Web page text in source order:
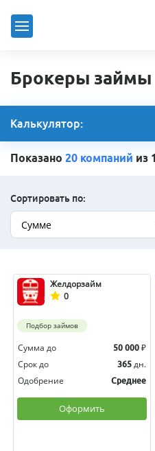
Брокеры займы
Калькулятор:
Показано 20 компаний из
Сортировать по:
Сумме
Желдорзайм
0
Подбор займов
Сумма до 50 000 ₽
Срок до
365 дн.
Одобрение
Среднее
Оформить